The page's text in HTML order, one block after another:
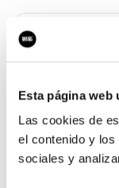
Esta página web
Las cookies de
el contenido y
sociales y
02
Construimos
palabras clave
Viejo,
cliente local y